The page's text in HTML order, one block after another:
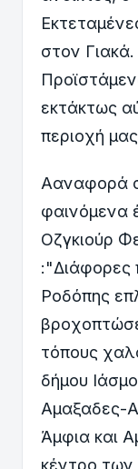
στον
εκτάκτως
περιοχή
Aαναφορά
φαινόμενα
Οζγκιούρ
:"Διάφορες
Ροδόπης
τόπους
δήμου
Αμαξαδες-
Άμφια και